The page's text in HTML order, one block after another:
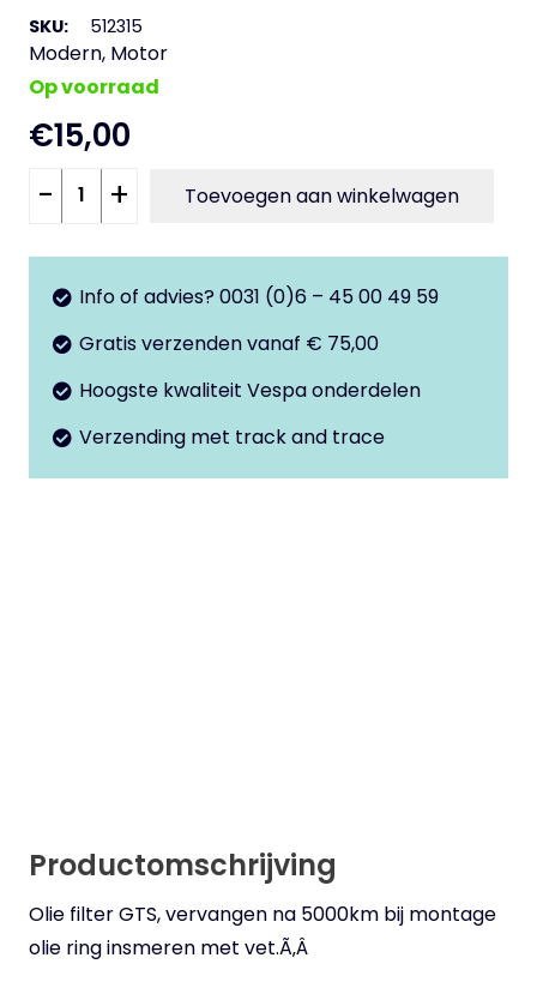
SKU: 512315
Modern, Motor
Op voorraad
€15,00
filter
GTS
aantal
- + Toevoegen aan winkelwagen
Info of advies? 0031 (0)6 – 45 00 49 59
Gratis verzenden vanaf € 75,00
Hoogste kwaliteit Vespa onderdelen
Verzending met track and trace
Productomschrijving
Olie filter GTS, vervangen na 5000km bij montage
olie ring insmeren met vet.Ã‚Â